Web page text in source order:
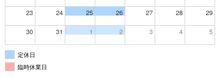
23 24 25 26 27 28 29
30 31 1 2 3 4 5
定休日
臨時休業日